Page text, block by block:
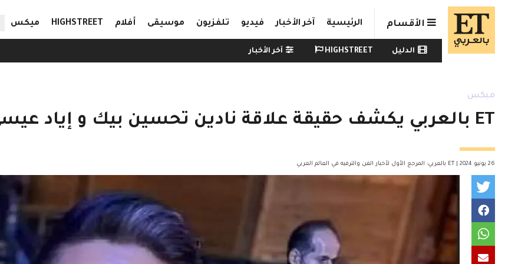
Skip to main content
الأقسام الرئيسية آخر الأخبار فيديو تلفزيون موسيقى أفلام HIGHSTREET ميكس
Watch menu
الدليل HIGHSTREET آخر الأخبار
ميكس
ET بالعربي يكشف حقيقة علاقة نادين تحسين بيك و إياد عيسى
26 يونيو 2024 | ET بالعربي: المرجع الأول لأخبار الفن والترفيه في العالم العربي